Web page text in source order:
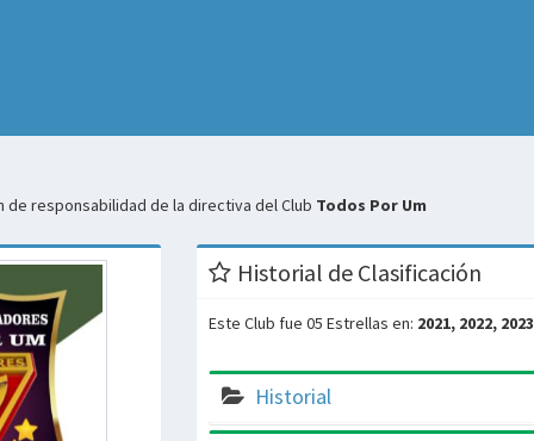
responsabilidad de la directiva del Club Todos Por Um
Historial de Clasificación
Este Club fue 05 Estrellas en: 2021, 2022, 2023
Historial